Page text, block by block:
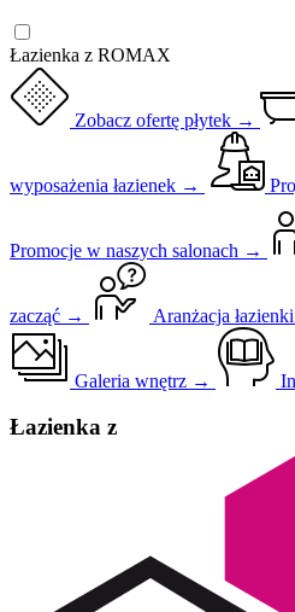
Łazienka z ROMAX
Zobacz ofertę płytek →
wyposażenia łazienek →
Promocje w naszych salonach →
zacząć → Aranżacja
Galeria wnętrz →
Łazienka z